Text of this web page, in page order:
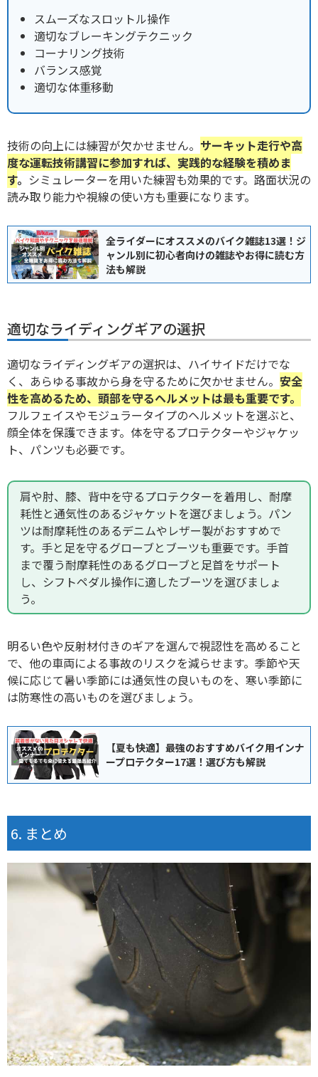
スムーズなスロットル操作
適切なブレーキングテクニック
コーナリング技術
バランス感覚
適切な体重移動
技術の向上には練習が欠かせません。 サーキット走行や高
度な運転技術講習に参加すれば、実践的な経験を積めま
す。 シミュレーターを用いた練習も効果的です。路面状況の
読み取り能力や視線の使い方も重要になります。
全ライダーにオススメのバイク雑誌13選！ジ
ャンル別に初心者向けの雑誌やお得に読む方
法も解説
適切なライディングギアの選択
適切なライディングギアの選択は、ハイサイドだけでな
く、あらゆる事故から身を守るために欠かせません。 安全
性を高めるため、頭部を守るヘルメットは最も重要です。
フルフェイスやモジュラータイプのヘルメットを選ぶと、
顔全体を保護できます。体を守るプロテクターやジャケッ
ト、パンツも必要です。
肩や肘、膝、背中を守るプロテクターを着用し、耐摩
耗性と通気性のあるジャケットを選びましょう。パン
ツは耐摩耗性のあるデニムやレザー製がおすすめで
す。手と足を守るグローブとブーツも重要です。手首
まで覆う耐摩耗性のあるグローブと足首をサポート
し、シフトペダル操作に適したブーツを選びましょ
う。
明るい色や反射材付きのギアを選んで視認性を高めること
で、他の車両による事故のリスクを減らせます。季節や天
候に応じて暑い季節には通気性の良いものを、寒い季節に
は防寒性の高いものを選びましょう。
【夏も快適】最強のおすすめバイク用インナ
ープロテクター17選！選び方も解説
まとめ